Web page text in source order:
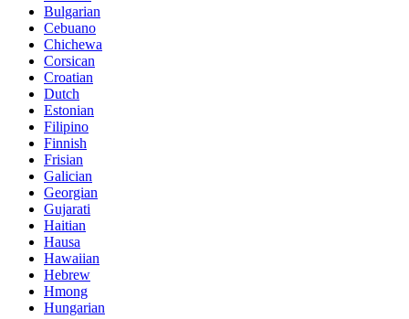
Bulgarian
Cebuano
Chichewa
Corsican
Croatian
Dutch
Estonian
Filipino
Finnish
Frisian
Galician
Georgian
Gujarati
Haitian
Hausa
Hawaiian
Hebrew
Hmong
Hungarian